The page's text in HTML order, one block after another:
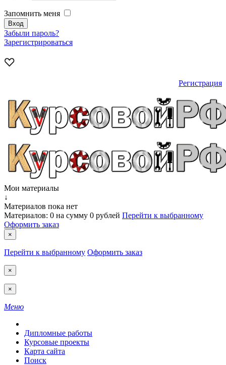
Запомнить меня
Забыли пароль?
Зарегистрироваться
Регистрация
Мои материалы
↓
Материалов пока нет
Материалов: 0 на сумму 0 рублей Перейти к выбранному
Оформить заказ
×
Перейти к выбранному Оформить заказ
×
×
Меню
Дипломные работы
Курсовые проекты
Карта сайта
Поиск